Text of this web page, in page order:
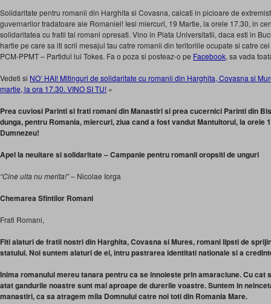
Solidaritate pentru romanii din Harghita si Covasna, calcati in picioare de
guvernarilor tradatoare ale Romaniei! Iesi miercuri, 19 Martie, la orele 17.30, in
solidaritatea cu fratii tai romani opresati. Vino in Piata Universitatii, daca esti in
hartie pe care sa iti scrii mesajul tau catre romanii din teritoriile ocupate si catre
PCM-PPMT – Partidul lui Tokes. Fa o poza si posteaz-o pe Facebook, sa vada
Vedeti si NO’ HAI! Mitinguri de solidaritate cu romanii din Harghita, Covasna si
martie, la ora 17.30. VINO SI TU! »
Prea cuviosi Parinti si frati romani din Manastiri si prea cucernici Parinti din
dunga, pentru Romania, miercuri, ziua cand a fost vandut Mantuitorul, la orele
Dumnezeu!
Apel la neuitare si solidaritate – Campanie pentru romanii oropsiti de unguri
“Cine uita nu merita!”– Nicolae Iorga
Chemarea Sfintilor Romani
Frati Romani,
Fiti alaturi de fratii nostri din Harghita, Covasna si Mures, romani lipsti de
statului. Noi suntem alaturi de ei, intru pastrarea identitati nationale si a
Inima romanului mereu tanara pentru ca se innoieste prin amaraciune. Cu cat
atat gandurile noastre sunt mai aproape de durerile voastre. Suntem in
manastiri, ca sa atragem mila Domnului catre noi toti din Romania Mare.